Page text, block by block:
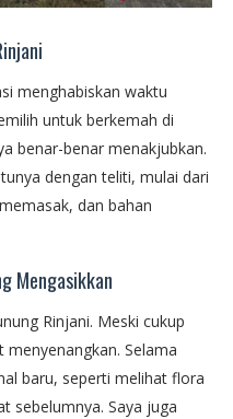
menghabiskan waktu
untuk berkemah di
benar-benar menakjubkan.
dengan teliti, mulai dari
dan bahan
Mengasikkan
Rinjani. Meski cukup
Selama
baru, seperti melihat flora
sebelumnya. Saya juga